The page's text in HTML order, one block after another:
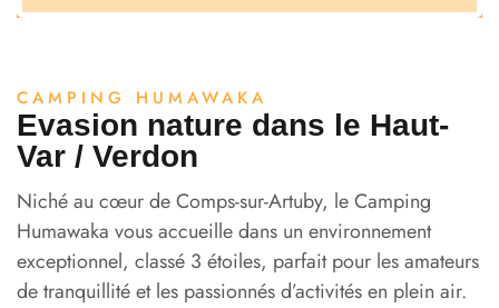
CAMPING HUMAWAKA
Evasion nature dans le Haut-
Var / Verdon
Niché au cœur de Comps-sur-Artuby, le Camping
Humawaka vous accueille dans un environnement
exceptionnel, classé 3 étoiles, parfait pour les amateurs
de tranquillité et les passionnés d’activités en plein air.